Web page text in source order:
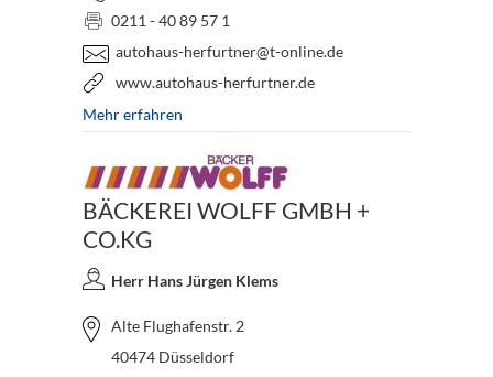
0211 - 40 89 57 1
autohaus-herfurtner@t-online.de
www.autohaus-herfurtner.de
Mehr erfahren
BÄCKEREI WOLFF GMBH +
CO.KG
Herr Hans Jürgen Klems
Alte Flughafenstr. 2
40474 Düsseldorf